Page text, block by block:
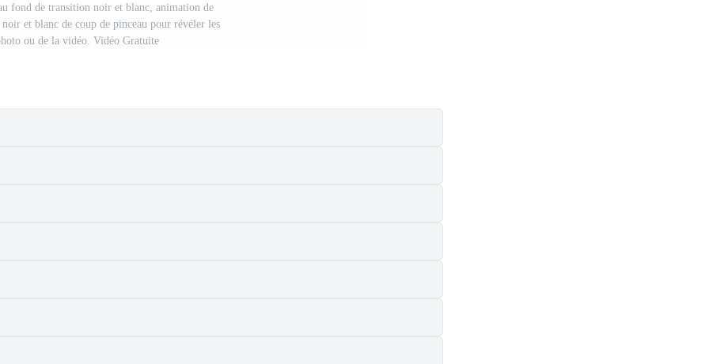
fond de transition noir et blanc, animation de
et blanc de coup de pinceau pour révéler les
ou de la vidéo. Vidéo Gratuite